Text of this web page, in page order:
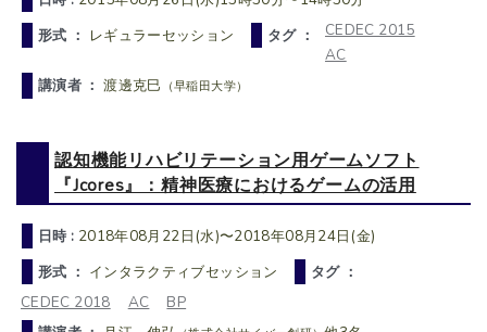
形式 ： レギュラーセッション タグ ：
CEDEC 2015
AC
講演者 ：渡邊克巳 （早稲田大学）
認知機能リハビリテーション用ゲームソフト
『Jcores』：精神医療におけるゲームの活用
日時 : 2018年08月22日(水)〜2018年08月24日(金)
形式 ： インタラクティブセッション
タグ ：
CEDEC 2018
AC
BP